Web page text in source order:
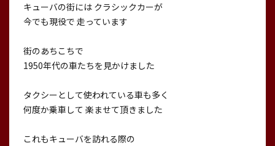
キューバの街には クラシックカーが
今でも現役で 走っています
街のあちこちで
1950年代の車たちを見かけました
タクシーとして使われている車も多く
何度か乗車して 楽ませて頂きました
これもキューバを訪れる際の